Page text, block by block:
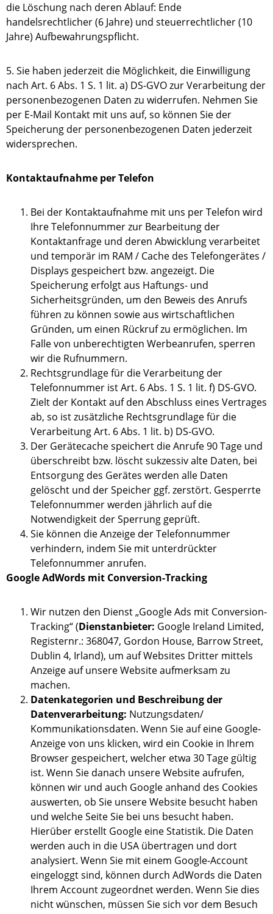
die Löschung nach deren Ablauf: Ende
handelsrechtlicher (6 Jahre) und steuerrechtlicher (10
Jahre) Aufbewahrungspflicht.
5. Sie haben jederzeit die Möglichkeit, die Einwilligung
nach Art. 6 Abs. 1 S. 1 lit. a) DS-GVO zur Verarbeitung der
personenbezogenen Daten zu widerrufen. Nehmen Sie
per E-Mail Kontakt mit uns auf, so können Sie der
Speicherung der personenbezogenen Daten jederzeit
widersprechen.
Kontaktaufnahme per Telefon
Bei der Kontaktaufnahme mit uns per Telefon wird
Ihre Telefonnummer zur Bearbeitung der
Kontaktanfrage und deren Abwicklung verarbeitet
und temporär im RAM / Cache des Telefongerätes /
Displays gespeichert bzw. angezeigt. Die
Speicherung erfolgt aus Haftungs- und
Sicherheitsgründen, um den Beweis des Anrufs
führen zu können sowie aus wirtschaftlichen
Gründen, um einen Rückruf zu ermöglichen. Im
Falle von unberechtigten Werbeanrufen, sperren
wir die Rufnummern.
Rechtsgrundlage für die Verarbeitung der
Telefonnummer ist Art. 6 Abs. 1 S. 1 lit. f) DS-GVO.
Zielt der Kontakt auf den Abschluss eines Vertrages
ab, so ist zusätzliche Rechtsgrundlage für die
Verarbeitung Art. 6 Abs. 1 lit. b) DS-GVO.
Der Gerätecache speichert die Anrufe 90 Tage und
überschreibt bzw. löscht sukzessiv alte Daten, bei
Entsorgung des Gerätes werden alle Daten
gelöscht und der Speicher ggf. zerstört. Gesperrte
Telefonnummer werden jährlich auf die
Notwendigkeit der Sperrung geprüft.
Sie können die Anzeige der Telefonnummer
verhindern, indem Sie mit unterdrückter
Telefonnummer anrufen.
Google AdWords mit Conversion-Tracking
Wir nutzen den Dienst „Google Ads mit Conversion-
Tracking“ (Dienstanbieter: Google Ireland Limited,
Registernr.: 368047, Gordon House, Barrow Street,
Dublin 4, Irland), um auf Websites Dritter mittels
Anzeige auf unsere Website aufmerksam zu
machen.
Datenkategorien und Beschreibung der
Datenverarbeitung: Nutzungsdaten/
Kommunikationsdaten. Wenn Sie auf eine Google-
Anzeige von uns klicken, wird ein Cookie in Ihrem
Browser gespeichert, welcher etwa 30 Tage gültig
ist. Wenn Sie danach unsere Website aufrufen,
können wir und auch Google anhand des Cookies
auswerten, ob Sie unsere Website besucht haben
und welche Seite Sie bei uns besucht haben.
Hierüber erstellt Google eine Statistik. Die Daten
werden auch in die USA übertragen und dort
analysiert. Wenn Sie mit einem Google-Account
eingeloggt sind, können durch AdWords die Daten
Ihrem Account zugeordnet werden. Wenn Sie dies
nicht wünschen, müssen Sie sich vor dem Besuch